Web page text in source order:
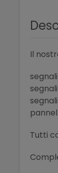
Il
Tutti